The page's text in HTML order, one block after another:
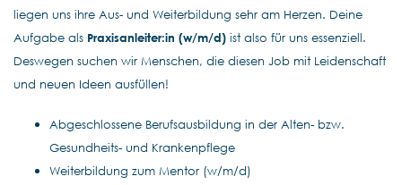
liegen uns ihre Aus- und Weiterbildung sehr am Herzen. Deine
Aufgabe als Praxisanleiter:in (w/m/d) ist also für uns essenziell.
Deswegen suchen wir Menschen, die diesen Job mit Leidenschaft
und neuen Ideen ausfüllen!
Abgeschlossene Berufsausbildung in der Alten- bzw.
Gesundheits- und Krankenpflege
Weiterbildung zum Mentor (w/m/d)